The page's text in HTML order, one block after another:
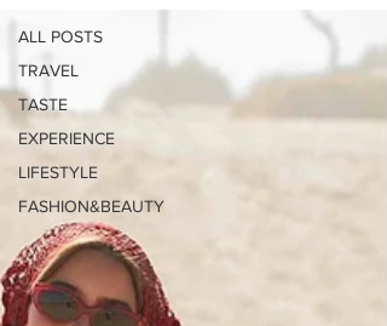
ALL POSTS
TRAVEL
TASTE
EXPERIENCE
LIFESTYLE
FASHION&BEAUTY